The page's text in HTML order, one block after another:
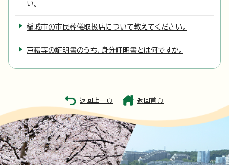
い。
稲城市の市民葬儀取扱店について教えてください。
戸籍等の証明書のうち、身分証明書とは何ですか。
返回上一頁 返回首頁